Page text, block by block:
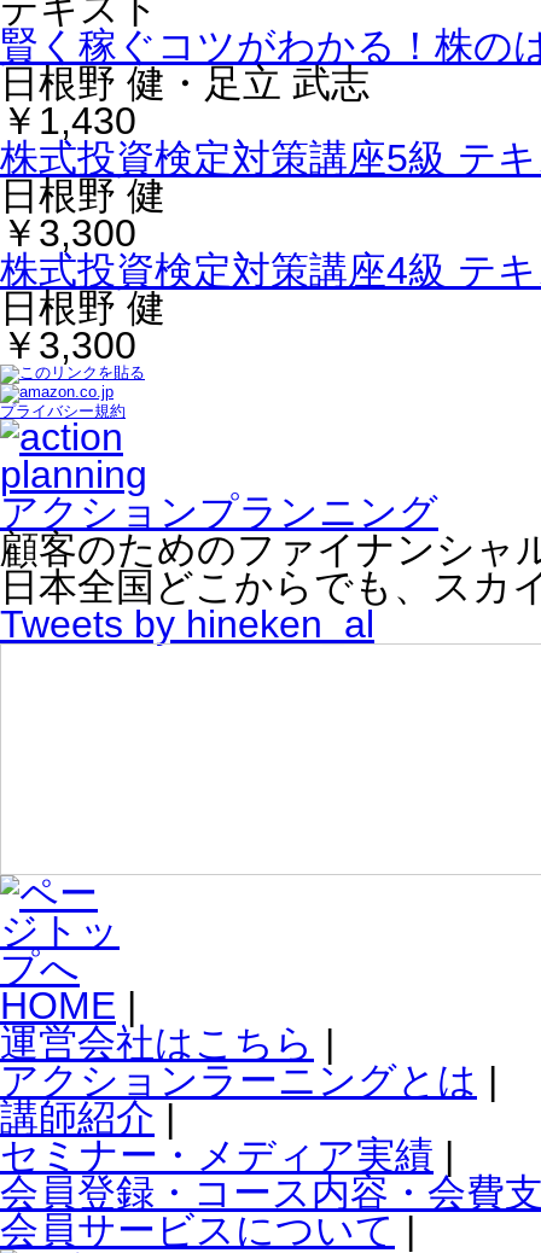
賢く稼ぐコツがわかる！株の
日根野 健・足立 武志
￥1,430
株式投資検定対策講座5級 テ
日根野 健
￥3,300
株式投資検定対策講座4級 テ
日根野 健
￥3,300
プライバシー規約
アクションプランニング
顧客のためのファイナンシャ
日本全国どこからでも、スカ
Tweets by hineken_al
HOME |
運営会社はこちら |
アクションラーニングとは |
講師紹介 |
セミナー・メディア実績 |
会員登録・コース内容・会費
会員サービスについて |